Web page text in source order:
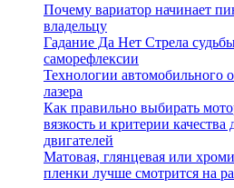
Почему вариатор начинает
владельцу
Гадание Да Нет Стрела
саморефлексии
Технологии автомобильного
лазера
Как правильно выбирать
вязкость и критерии
двигателей
Матовая, глянцевая или
пленки лучше смотрится на